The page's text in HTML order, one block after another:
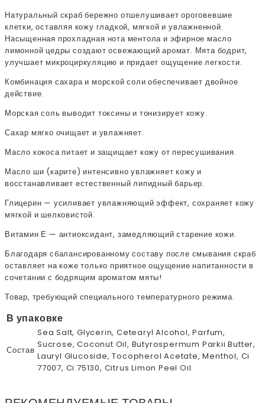
Натуральный скраб бережно отшелушивает ороговевшие
клетки, оставляя кожу гладкой, мягкой и увлажненной.
Насыщенная прохладная нота ментола и эфирное масло
лимонной цедры создают освежающий аромат. Мята бодрит,
улучшает микроциркуляцию и придает ощущение легкости.
Комбинация сахара и морской соли обеспечивает двойное
действие.
Морская соль выводит токсины и тонизирует кожу.
Сахар мягко очищает и увлажняет.
Масло кокоса питает и защищает кожу от пересушивания.
Масло ши (карите) интенсивно увлажняет кожу и
восстанавливает естественный липидный барьер.
Глицерин — усиливает увлажняющий эффект, сохраняет кожу
мягкой и шелковистой.
Витамин Е — антиоксидант, замедляющий старение кожи.
Благодаря сбалансированному составу после смывания скраб
оставляет на коже только приятное ощущение напитанности в
сочетании с бодрящим ароматом мяты!
Товар, требующий специального температурного режима.
В упаковке
Состав
Sea Salt, Glycerin, Cetearyl Alcohol, Parfum,
Sucrose, Coconut Oil, Butyrospermum Parkii Butter,
Lauryl Glucoside, Tocopherol Acetate, Menthol, Ci
77007, Ci 75130, Citrus Limon Peel Oil.